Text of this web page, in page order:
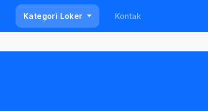
Kategori Loker Kontak